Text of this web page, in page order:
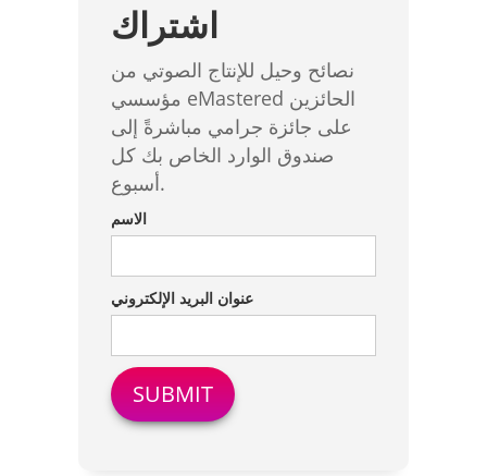
اشتراك
نصائح وحيل للإنتاج الصوتي من
مؤسسي eMastered الحائزين
على جائزة جرامي مباشرةً إلى
صندوق الوارد الخاص بك كل
أسبوع.
الاسم
عنوان البريد الإلكتروني